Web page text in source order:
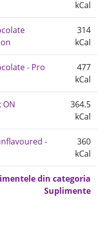
kCal
314
kCal
- Pro
477
kCal
364.5
kCal
-
360
kCal
din categoria
Suplimente